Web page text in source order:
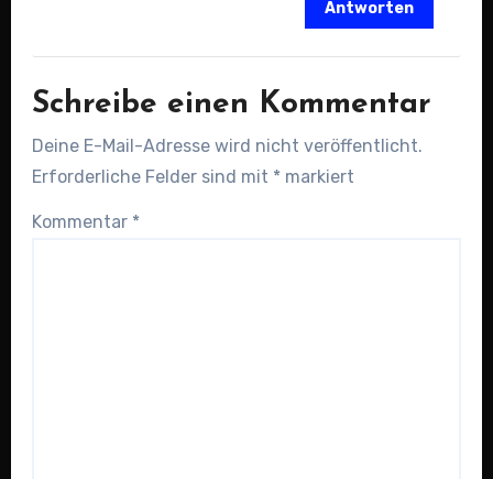
Antworten
Schreibe einen Kommentar
Deine E-Mail-Adresse wird nicht veröffentlicht.
Erforderliche Felder sind mit * markiert
Kommentar *